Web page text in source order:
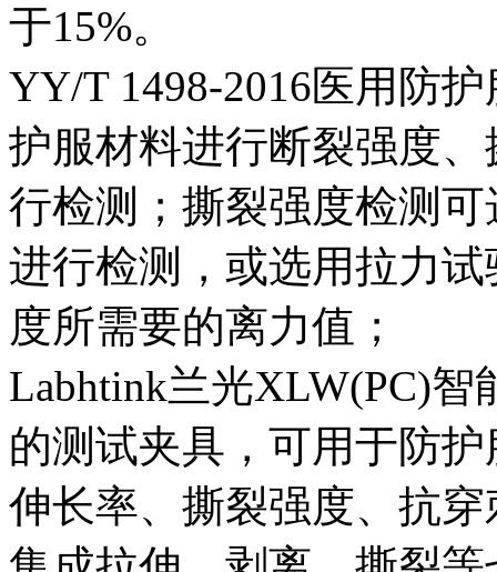
于15%。
YY/T 1498-2016医用防
护服材料进行断裂强度
行检测；撕裂强度检测
进行检测，或选用拉力
度所需要的离力值；
Labhtink兰光XLW(PC)
的测试夹具，可用于防
伸长率、撕裂强度、抗